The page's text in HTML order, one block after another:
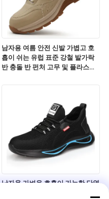
남자용 여름 안전 신발 가볍고 호
흡이 쉬는 유럽 표준 강철 발가락
반 충돌 반 펀처 고무 및 플라스틱
남자용 가벼운 호흡이 가능한 단열